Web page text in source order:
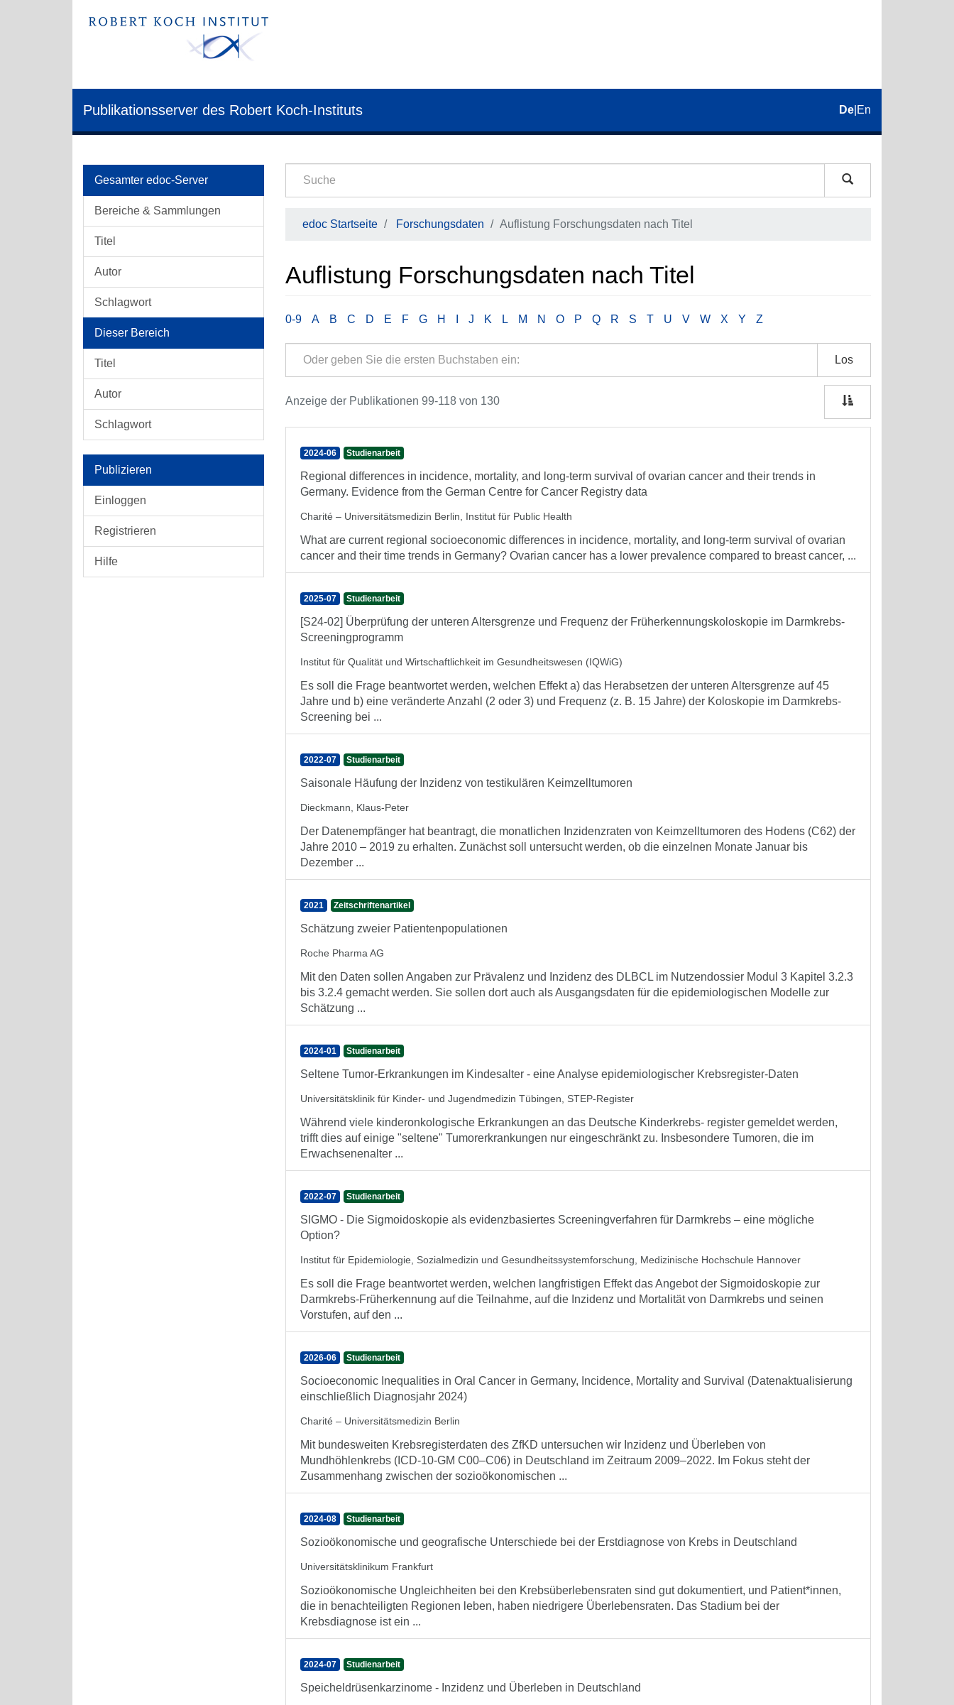
Publikationsserver des Robert Koch-Instituts De En
Gesamter edoc-Server
Bereiche & Sammlungen
Titel
Autor
Schlagwort
Dieser Bereich
Titel
Autor
Schlagwort
Publizieren
Einloggen
Registrieren
Hilfe
edoc Startseite Forschungsdaten Auflistung Forschungsdaten nach Titel
Auflistung Forschungsdaten nach Titel
0-9 A B C D E F G H J K L M N O P Q R S T U V W X Y Z
Los
Anzeige der Publikationen 99-118 von 130
2024-06 Studienarbeit
Regional differences in incidence, mortality, and long-term survival of ovarian cancer and their trends in
Germany. Evidence from the German Centre for Cancer Registry data
Charité – Universitätsmedizin Berlin, Institut für Public Health
What are current regional socioeconomic differences in incidence, mortality, and long-term survival of ovarian
cancer and their time trends in Germany? Ovarian cancer has a lower prevalence compared to breast cancer, ...
2025-07 Studienarbeit
[S24-02] Überprüfung der unteren Altersgrenze und Frequenz der Früherkennungskoloskopie im Darmkrebs-
Screeningprogramm
Institut für Qualität und Wirtschaftlichkeit im Gesundheitswesen (IQWiG)
Es soll die Frage beantwortet werden, welchen Effekt a) das Herabsetzen der unteren Altersgrenze auf 45
Jahre und b) eine veränderte Anzahl (2 oder 3) und Frequenz (z. B. 15 Jahre) der Koloskopie im Darmkrebs-
Screening bei ...
2022-07 Studienarbeit
Saisonale Häufung der Inzidenz von testikulären Keimzelltumoren
Dieckmann, Klaus-Peter
Der Datenempfänger hat beantragt, die monatlichen Inzidenzraten von Keimzelltumoren des Hodens (C62) der
Jahre 2010 – 2019 zu erhalten. Zunächst soll untersucht werden, ob die einzelnen Monate Januar bis
Dezember ...
2021 Zeitschriftenartikel
Schätzung zweier Patientenpopulationen
Roche Pharma AG
Mit den Daten sollen Angaben zur Prävalenz und Inzidenz des DLBCL im Nutzendossier Modul 3 Kapitel 3.2.3
bis 3.2.4 gemacht werden. Sie sollen dort auch als Ausgangsdaten für die epidemiologischen Modelle zur
Schätzung ...
2024-01 Studienarbeit
Seltene Tumor-Erkrankungen im Kindesalter - eine Analyse epidemiologischer Krebsregister-Daten
Universitätsklinik für Kinder- und Jugendmedizin Tübingen, STEP-Register
Während viele kinderonkologische Erkrankungen an das Deutsche Kinderkrebs- register gemeldet werden,
trifft dies auf einige "seltene" Tumorerkrankungen nur eingeschränkt zu. Insbesondere Tumoren, die im
Erwachsenenalter ...
2022-07 Studienarbeit
SIGMO - Die Sigmoidoskopie als evidenzbasiertes Screeningverfahren für Darmkrebs – eine mögliche
Option?
Institut für Epidemiologie, Sozialmedizin und Gesundheitssystemforschung, Medizinische Hochschule Hannover
Es soll die Frage beantwortet werden, welchen langfristigen Effekt das Angebot der Sigmoidoskopie zur
Darmkrebs-Früherkennung auf die Teilnahme, auf die Inzidenz und Mortalität von Darmkrebs und seinen
Vorstufen, auf den ...
2026-06 Studienarbeit
Socioeconomic Inequalities in Oral Cancer in Germany, Incidence, Mortality and Survival (Datenaktualisierung
einschließlich Diagnosjahr 2024)
Charité – Universitätsmedizin Berlin
Mit bundesweiten Krebsregisterdaten des ZfKD untersuchen wir Inzidenz und Überleben von
Mundhöhlenkrebs (ICD-10-GM C00–C06) in Deutschland im Zeitraum 2009–2022. Im Fokus steht der
Zusammenhang zwischen der sozioökonomischen ...
2024-08 Studienarbeit
Sozioökonomische und geografische Unterschiede bei der Erstdiagnose von Krebs in Deutschland
Universitätsklinikum Frankfurt
Sozioökonomische Ungleichheiten bei den Krebsüberlebensraten sind gut dokumentiert, und Patient*innen,
die in benachteiligten Regionen leben, haben niedrigere Überlebensraten. Das Stadium bei der
Krebsdiagnose ist ein ...
2024-07 Studienarbeit
Speicheldrüsenkarzinome - Inzidenz und Überleben in Deutschland